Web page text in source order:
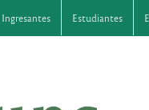
Ingresantes Estudiantes